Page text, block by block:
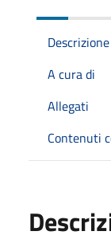
Descrizione
A cura di
Allegati
Contenuti